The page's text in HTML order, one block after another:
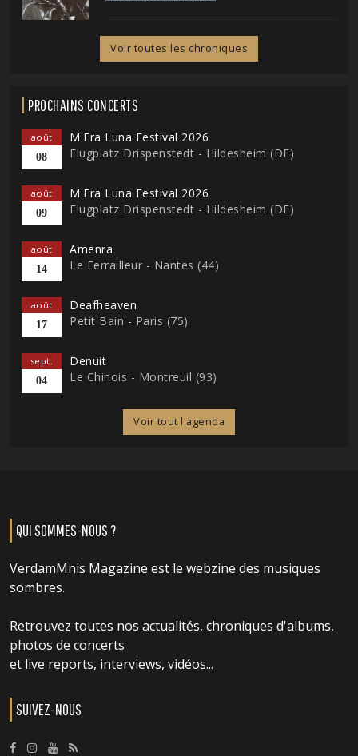
Voir toutes les chroniques
PROCHAINS CONCERTS
août
08
M'Era Luna Festival 2026
Flugplatz Drispenstedt - Hildesheim (DE)
août
09
M'Era Luna Festival 2026
Flugplatz Drispenstedt - Hildesheim (DE)
août
14
Amenra
Le Ferrailleur - Nantes (44)
août
17
Deafheaven
Petit Bain - Paris (75)
sept.
04
Denuit
Le Chinois - Montreuil (93)
Voir tout l'agenda
QUI SOMMES-NOUS ?
VerdamMnis Magazine est le webzine des musiques
sombres.
Retrouvez toutes nos actualités, chroniques d'albums,
photos de concerts
et live reports, interviews, vidéos...
SUIVEZ-NOUS